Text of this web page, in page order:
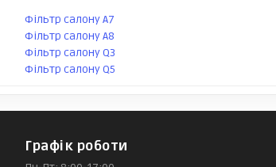
Фільтр салону A7
Фільтр салону A8
Фільтр салону Q3
Фільтр салону Q5
Графік роботи